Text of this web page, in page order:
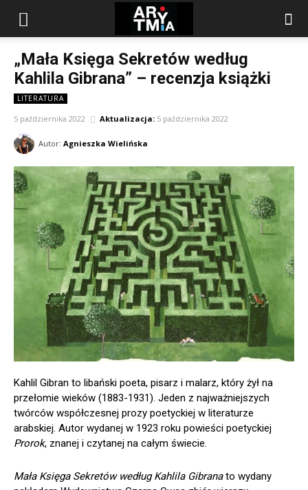
arytmia.eu
„Mała Księga Sekretów według
Kahlila Gibrana” – recenzja książki
LITERATURA
5 października 2022 Aktualizacja: 5 października 2022
Autor: Agnieszka Wielińska
Kahlil Gibran to libański poeta, pisarz i malarz, który żył na
przełomie wieków (1883-1931). Jeden z najważniejszych
twórców współczesnej prozy poetyckiej w literaturze
arabskiej. Autor wydanej w 1923 roku powieści poetyckiej
Prorok, znanej i czytanej na całym świecie.
Mała Księga Sekretów według Kahlila Gibranato wydany